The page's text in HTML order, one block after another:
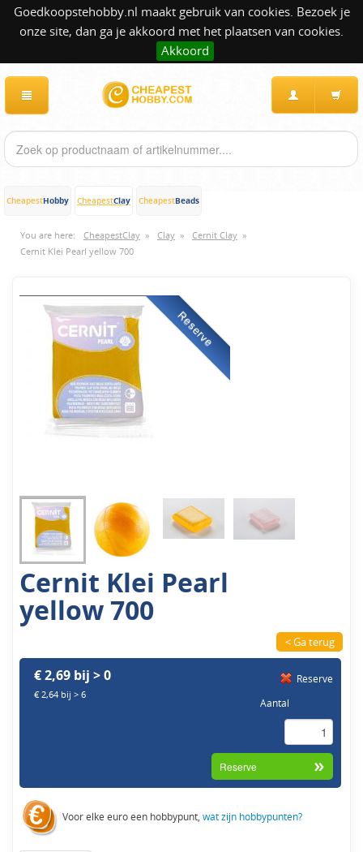
Goedkoopstehobby.nl maakt gebruik van cookies. Bezoek je
onze site, dan ga je akkoord met het plaatsen van cookies.
Akkoord
CheapestHobby CheapestClay CheapestBeads
You are here: CheapestClay » Clay » Cernit Clay »
Cernit Klei Pearl yellow 700
Reserve
Cernit Klei Pearl
yellow 700
< Ga terug
€ 2,69 bij > 0
€ 2,64 bij > 6
Reserve
Aantal
Voor elke euro een hobbypunt,wat zijn hobbypunten?